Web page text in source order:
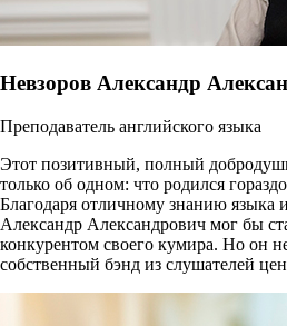
Невзоров Александр
Преподаватель английского языка
Этот позитивный, полный
только об одном: что родился
Благодаря отличному знанию
Александр Александрович мог бы
конкурентом своего кумира. Но он
собственный бэнд из слушателей